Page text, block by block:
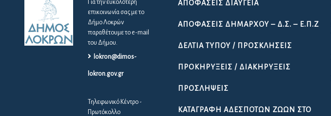
Για την ευκολότερη
επικοινωνία σας με το
Δήμο Λοκρών
παραθέτουμε το e-mail
του Δήμου.
lokron@dimos-
lokron.gov.gr
Τηλεφωνικό Κέντρο -
Πρωτόκολλο
ΑΠΟΦΆΣΕΙΣ ΔΙΑΎΓΕΙΑ
ΑΠΟΦΆΣΕΙΣ ΔΗΜΆΡΧΟΥ – Δ.Σ. – Ε.Π.Ζ
ΔΕΛΤΊΑ ΤΎΠΟΥ / ΠΡΟΣΚΛΉΣΕΙΣ
ΠΡΟΚΗΡΎΞΕΙΣ / ΔΙΑΚΗΡΎΞΕΙΣ
ΠΡΟΣΛΉΨΕΙΣ
ΚΑΤΑΓΡΑΦΉ ΑΔΈΣΠΟΤΩΝ ΖΏΩΝ ΣΤΟ